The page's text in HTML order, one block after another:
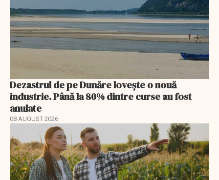
Dezastrul de pe Dunăre lovește o nouă
industrie. Până la 80% dintre curse au fost
anulate
08 AUGUST 2026